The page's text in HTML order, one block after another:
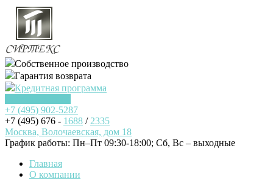
Собственное производство
Гарантия возврата
Кредитная программа
+7 (495) 902-5287
+7 (495) 676 - 1688 / 2335
Москва, Волочаевская, дом 18
График работы: Пн–Пт 09:30-18:00; Cб, Вс – выходные
Главная
О компании